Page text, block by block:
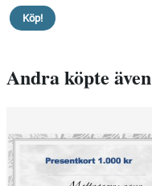
Köp!
Andra köpte även